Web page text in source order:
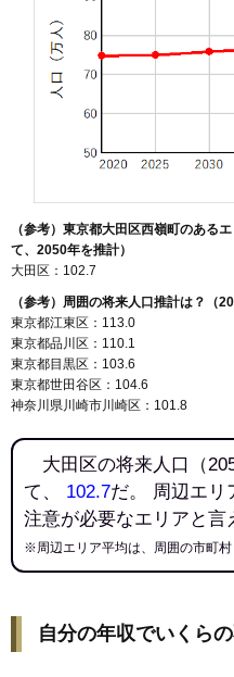
（参考）東京都大田区西嶺町のある
て、2050年を推計）
大田区：102.7
（参考）周囲の将来人口推計は？（
東京都江東区：113.0
東京都品川区：110.1
東京都目黒区：103.6
東京都世田谷区：104.6
神奈川県川崎市川崎区：101.8
大田区の将来人口（
て、 102.7だ。 周辺エリ
注意が必要なエリアと言
※周辺エリア平均は、周囲の市町
自分の年収でいくら